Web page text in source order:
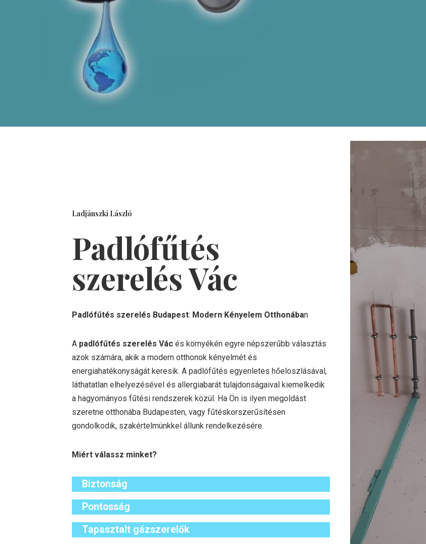
Ladjánszki László
Padlófűtés
szerelésVác
Padlófűtés szerelés Budapest: Modern Kényelem Otthonában
A padlófűtés szerelés Vác és környékén egyre népszerűbb választás
azok számára, akik a modern otthonok kényelmét és
energiahatékonyságát keresik. A padlófűtés egyenletes hőeloszlásával,
láthatatlan elhelyezésével és allergiabarát tulajdonságaival kiemelkedik
a hagyományos fűtési rendszerek közül. Ha Ön is ilyen megoldást
szeretne otthonába Budapesten, vagy fűtéskorszerűsítésen
gondolkodik, szakértelmünkkel állunk rendelkezésére.
Miért válassz minket?
Biztonság
Pontosság
Tapasztalt gázszerelők